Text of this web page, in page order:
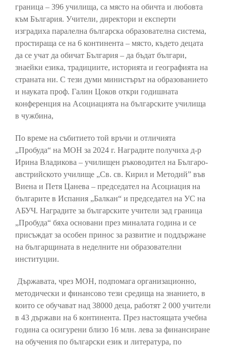
граница – 396 училища, са място на обичта и любовта
към България. Учители, директори и експерти
изградиха паралелна българска образователна система,
простираща се на 6 континента – място, където децата
да се учат да обичат България – да бъдат българи,
знаейки езика, традициите, историята и географията на
страната ни. С тези думи министърът на образованието
и науката проф. Галин Цоков откри годишната
конференция на Асоциацията на българските училища
в чужбина,
По време на събитието той връчи и отличията
„Пробуда“ на МОН за 2024 г. Наградите получиха д-р
Ирина Владикова – училищен ръководител на Българо-
австрийското училище „Св. св. Кирил и Методий” във
Виена и Петя Цанева – председател на Асоциация на
българите в Испания „Балкан“ и председател на УС на
АБУЧ. Наградите за българските учители зад граница
„Пробуда“ бяха основани през миналата година и се
присъждат за особен принос за развитие и поддържане
на българщината в неделните ни образователни
институции.
Държавата, чрез МОН, подпомага организационно,
методически и финансово тези средища на знанието, в
които се обучават над 38000 деца, работят 2 000 учители
в 43 държави на 6 континента. През настоящата учебна
година са осигурени близо 16 млн. лева за финансиране
на обучения по български език и литература, по